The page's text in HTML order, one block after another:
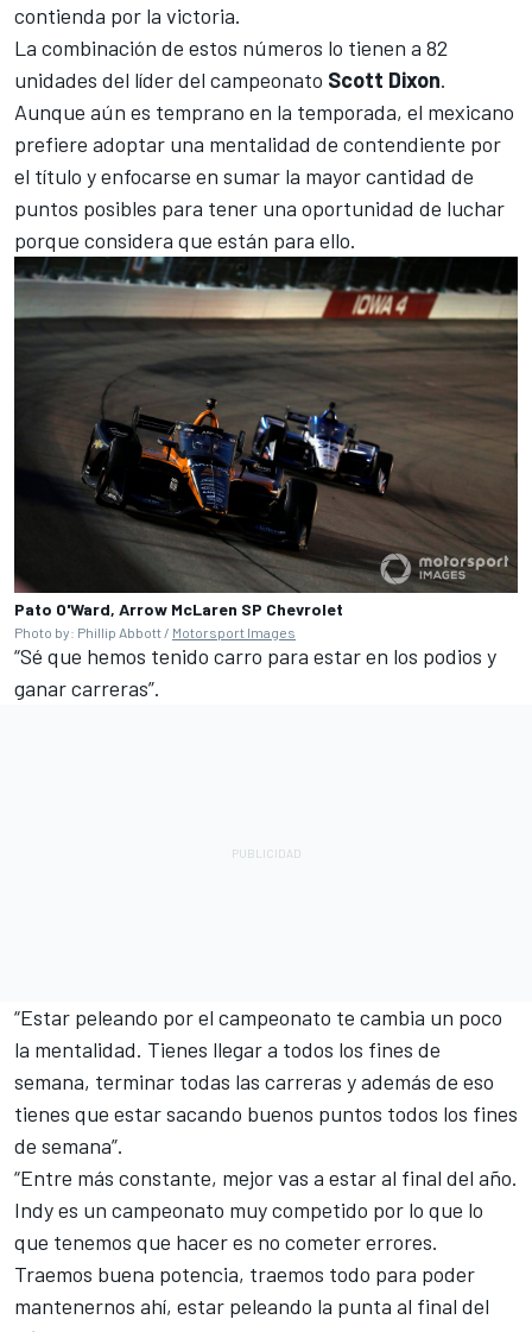
contienda por la victoria.
La combinación de estos números lo tienen a 82
unidades del líder del campeonato Scott Dixon.
Aunque aún es temprano en la temporada, el mexicano
prefiere adoptar una mentalidad de contendiente por
el título y enfocarse en sumar la mayor cantidad de
puntos posibles para tener una oportunidad de luchar
porque considera que están para ello.
Pato O'Ward, Arrow McLaren SP Chevrolet
Photo by: Phillip Abbott / Motorsport Images
“Sé que hemos tenido carro para estar en los podios y
ganar carreras”.
“Estar peleando por el campeonato te cambia un poco
la mentalidad. Tienes llegar a todos los fines de
semana, terminar todas las carreras y además de eso
tienes que estar sacando buenos puntos todos los fines
de semana”.
“Entre más constante, mejor vas a estar al final del año.
Indy es un campeonato muy competido por lo que lo
que tenemos que hacer es no cometer errores.
Traemos buena potencia, traemos todo para poder
mantenernos ahí, estar peleando la punta al final del